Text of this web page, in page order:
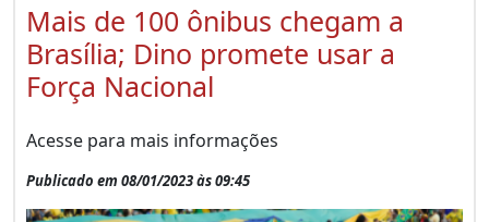
Mais de 100 ônibus chegam a
Brasília; Dino promete usar a
Força Nacional
Acesse para mais informações
Publicado em 08/01/2023 às 09:45